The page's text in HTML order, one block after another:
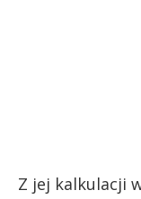
Z jej kalkulacji